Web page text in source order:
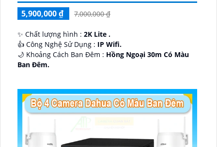
5,900,000 ₫
7,000,000 ₫
✨ Chất lượng hình : 2K Lite .
👍 Công Nghệ Sử Dụng : IP Wifi.
🌙 Khoảng Cách Ban Đêm : Hồng Ngoại 30m Có Màu
Ban Ðêm.